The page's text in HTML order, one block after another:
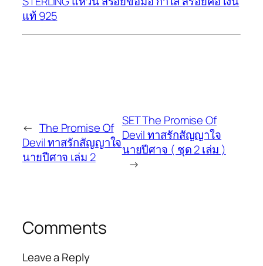
แท้ 925
← The Promise Of
Devil ทาสรักสัญญาใจ
นายปีศาจ เล่ม 2
SET The Promise Of
Devil ทาสรักสัญญาใจ
นายปีศาจ ( ชุด 2 เล่ม )
→
Comments
Leave a Reply